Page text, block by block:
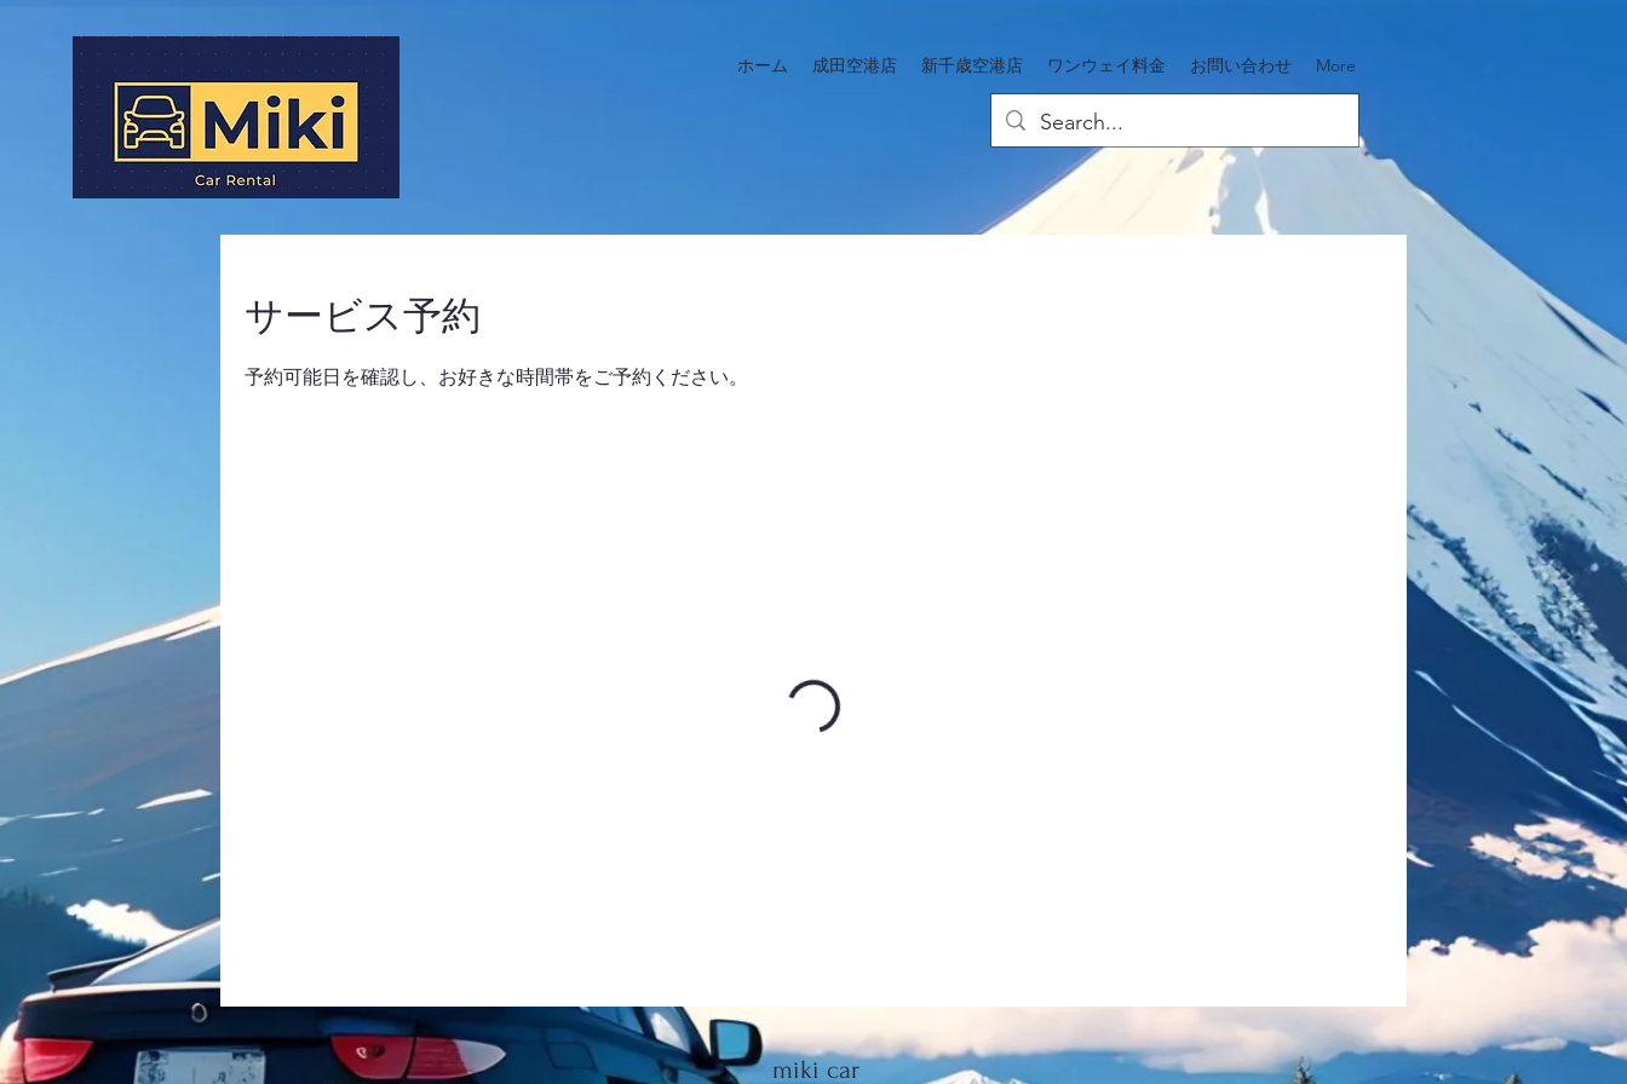
ホーム 成田空港店 新千歳空港店 ワンウェイ料金 お問い合わせ More
サービス予約
予約可能日を確認し、お好きな時間帯をご予約ください。
miki car